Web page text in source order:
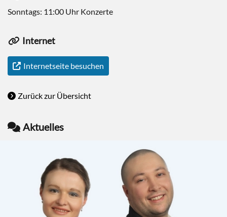
Sonntags: 11:00 Uhr Konzerte
Internet
Internetseite besuchen
Zurück zur Übersicht
Aktuelles